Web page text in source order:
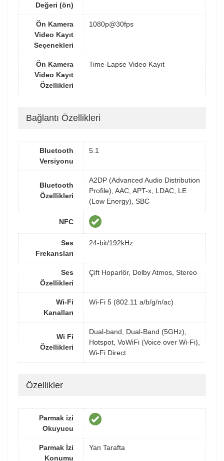
Değeri (ön)
Ön Kamera
Video Kayıt
Seçenekleri
1080p@30fps
Ön Kamera
Video Kayıt
Özellikleri
Time-Lapse Video Kayıt
Bağlantı Özellikleri
Bluetooth
Versiyonu
5.1
Bluetooth
Özellikleri
A2DP (Advanced Audio Distribution
Profile), AAC, APT-x, LDAC, LE
(Low Energy), SBC
NFC
Ses
Frekansları
24-bit/192kHz
Ses
Özellikleri
Çift Hoparlör, Dolby Atmos, Stereo
Wi-Fi
Kanalları
Wi-Fi 5 (802.11 a/b/g/n/ac)
Wi Fi
Özellikleri
Dual-band, Dual-Band (5GHz),
Hotspot, VoWiFi (Voice over Wi-Fi),
Wi-Fi Direct
Özellikler
Parmak izi
Okuyucu
Parmak İzi
Konumu
Yan Tarafta